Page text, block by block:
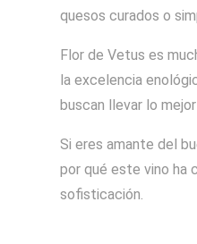
quesos curados o
Flor de Vetus es
la excelencia
buscan llevar lo
Si eres amante del
por qué este vino ha
sofisticación.